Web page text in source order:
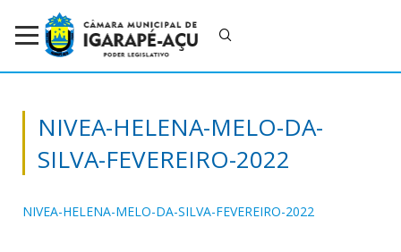
NIVEA-HELENA-MELO-DA-
SILVA-FEVEREIRO-2022
NIVEA-HELENA-MELO-DA-SILVA-FEVEREIRO-2022